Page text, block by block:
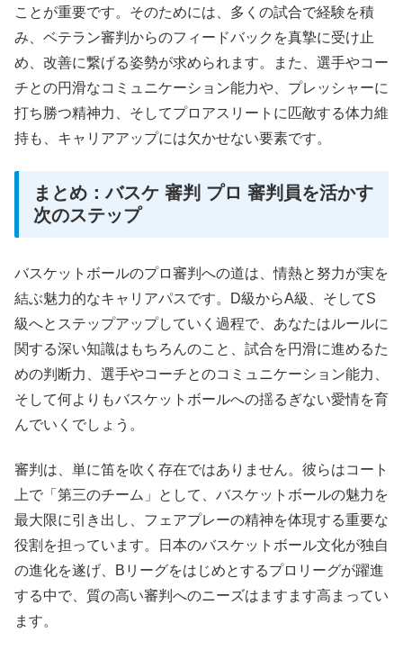
ことが重要です。そのためには、多くの試合で経験を積
み、ベテラン審判からのフィードバックを真摯に受け止
め、改善に繋げる姿勢が求められます。また、選手やコー
チとの円滑なコミュニケーション能力や、プレッシャーに
打ち勝つ精神力、そしてプロアスリートに匹敵する体力維
持も、キャリアアップには欠かせない要素です。
まとめ：バスケ 審判 プロ 審判員を活かす
次のステップ
バスケットボールのプロ審判への道は、情熱と努力が実を
結ぶ魅力的なキャリアパスです。D級からA級、そしてS
級へとステップアップしていく過程で、あなたはルールに
関する深い知識はもちろんのこと、試合を円滑に進めるた
めの判断力、選手やコーチとのコミュニケーション能力、
そして何よりもバスケットボールへの揺るぎない愛情を育
んでいくでしょう。
審判は、単に笛を吹く存在ではありません。彼らはコート
上で「第三のチーム」として、バスケットボールの魅力を
最大限に引き出し、フェアプレーの精神を体現する重要な
役割を担っています。日本のバスケットボール文化が独自
の進化を遂げ、Bリーグをはじめとするプロリーグが躍進
する中で、質の高い審判へのニーズはますます高まってい
ます。